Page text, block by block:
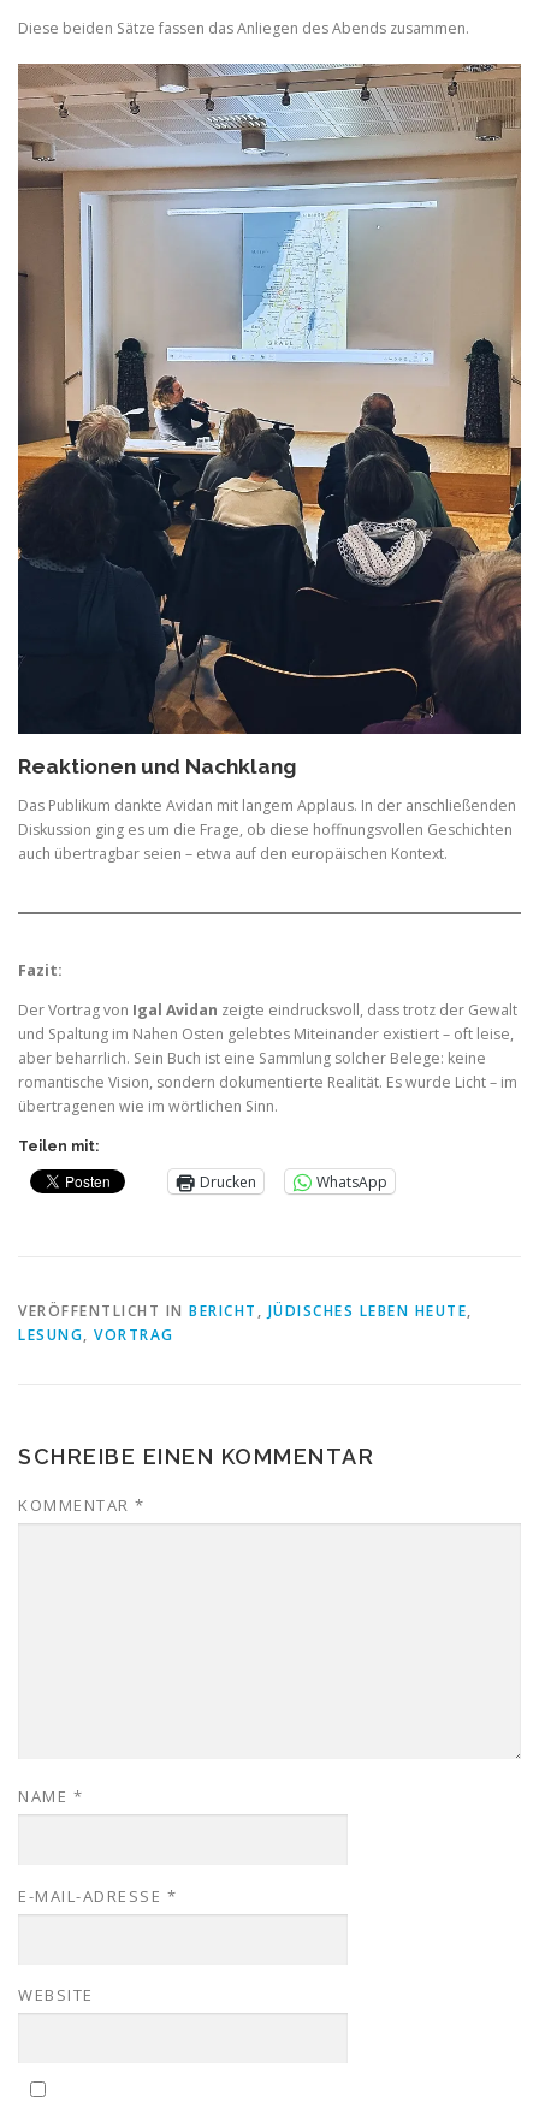
Diese beiden Sätze fassen das Anliegen des Abends zusammen.
Reaktionen und Nachklang
Das Publikum dankte Avidan mit langem Applaus. In der anschließenden
Diskussion ging es um die Frage, ob diese hoffnungsvollen Geschichten
auch übertragbar seien – etwa auf den europäischen Kontext.
Fazit:
Der Vortrag von Igal Avidan zeigte eindrucksvoll, dass trotz der Gewalt
und Spaltung im Nahen Osten gelebtes Miteinander existiert – oft leise,
aber beharrlich. Sein Buch ist eine Sammlung solcher Belege: keine
romantische Vision, sondern dokumentierte Realität. Es wurde Licht – im
übertragenen wie im wörtlichen Sinn.
Teilen mit:
Drucken WhatsApp
VERÖFFENTLICHT IN BERICHT , JÜDISCHES LEBEN HEUTE,
LESUNG, VORTRAG
SCHREIBE EINEN KOMMENTAR
KOMMENTAR *
NAME *
E-MAIL-ADRESSE *
WEBSITE